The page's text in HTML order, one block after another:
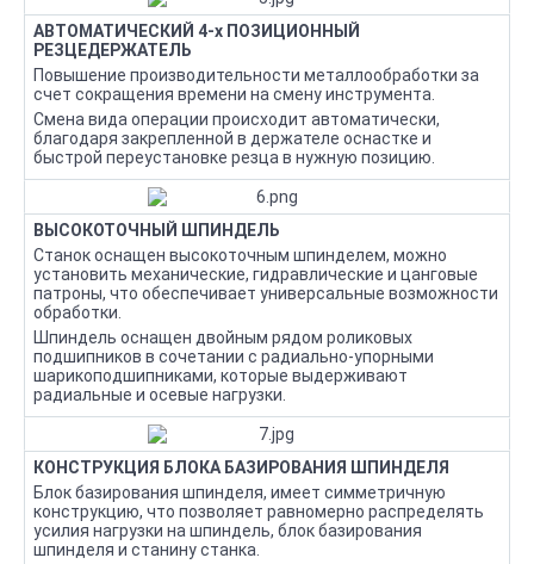
АВТОМАТИЧЕСКИЙ 4-х ПОЗИЦИОННЫЙ
РЕЗЦЕДЕРЖАТЕЛЬ
Повышение производительности металлообработки за
счет сокращения времени на смену инструмента.
Смена вида операции происходит автоматически,
благодаря закрепленной в держателе оснастке и
быстрой переустановке резца в нужную позицию.
ВЫСОКОТОЧНЫЙ ШПИНДЕЛЬ
Станок оснащен высокоточным шпинделем, можно
установить механические, гидравлические и цанговые
патроны, что обеспечивает универсальные возможности
обработки.
Шпиндель оснащен двойным рядом роликовых
подшипников в сочетании с радиально-упорными
шарикоподшипниками, которые выдерживают
радиальные и осевые нагрузки.
КОНСТРУКЦИЯ БЛОКА БАЗИРОВАНИЯ ШПИНДЕЛЯ
Блок базирования шпинделя, имеет симметричную
конструкцию, что позволяет равномерно распределять
усилия нагрузки на шпиндель, блок базирования
шпинделя и станину станка.